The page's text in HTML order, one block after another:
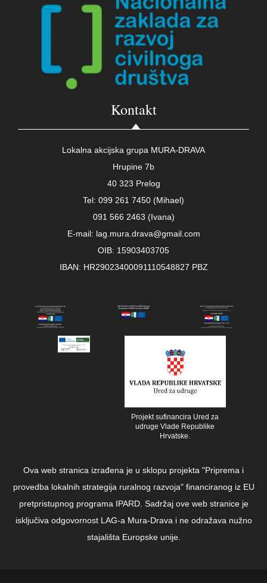
Kontakt
Lokalna akcijska grupa MURA-DRAVA
Hrupine 7b
40 323 Prelog
Tel: 099 261 7450 (Mihael)
091 566 2463 (Ivana)
E-mail: lag.mura.drava@gmail.com
OIB: 15903403705
IBAN: HR29023400091110548827 PBZ
Projekt sufinancira Ured za
udruge Vlade Republike
Hrvatske.
Ova web stranica izrađena je u sklopu projekta "Priprema i
provedba lokalnih strategija ruralnog razvoja" financiranog iz EU
pretpristupnog programa IPARD. Sadržaj ove web stranice je
isključiva odgovornost LAG-a Mura-Drava i ne odražava nužno
stajališta Europske unije.